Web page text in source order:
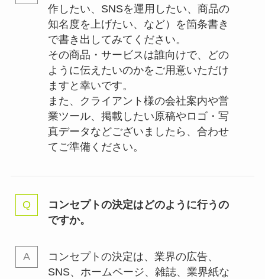
作したい、SNSを運用したい、商品の
知名度を上げたい、など）を箇条書き
で書き出してみてください。
その商品・サービスは誰向けで、どの
ように伝えたいのかをご用意いただけ
ますと幸いです。
また、クライアント様の会社案内や営
業ツール、掲載したい原稿やロゴ・写
真データなどございましたら、合わせ
てご準備ください。
コンセプトの決定はどのように行うの
ですか。
コンセプトの決定は、業界の広告、
SNS、ホームページ、雑誌、業界紙な